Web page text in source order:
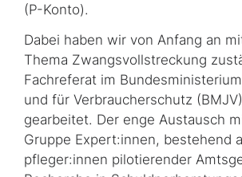
(P-Konto).
Dabei haben wir von Anfang an
Thema Zwangsvollstreckung
Fachreferat im
und für Verbraucherschutz
ge­ar­bei­tet. Der enge Austausch
Gruppe Expert:innen, bestehend
pfleger:innen pilotierender